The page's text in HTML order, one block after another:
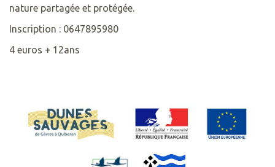
nature partagée et protégée.
Inscription : 0647895980
4 euros + 12ans